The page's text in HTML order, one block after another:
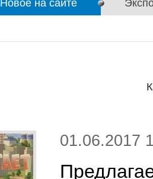
Новое на сайте
01.06.2017